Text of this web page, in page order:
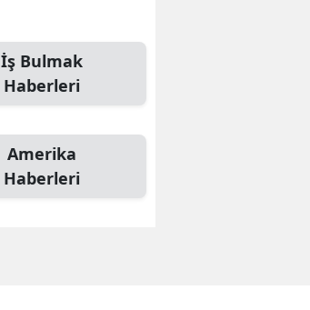
İş Bulmak
Haberleri
Amerika
Haberleri